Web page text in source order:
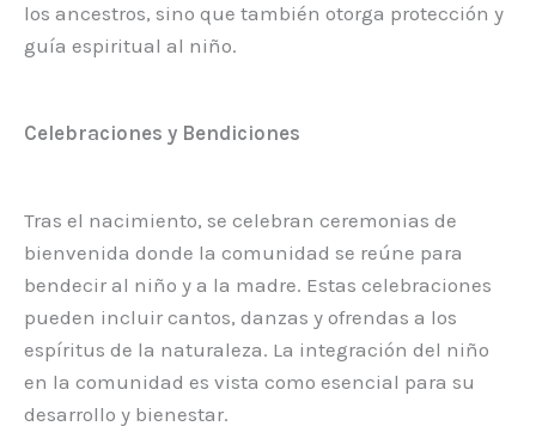
los ancestros, sino que también otorga protección y
guía espiritual al niño.
Celebraciones y Bendiciones
Tras el nacimiento, se celebran ceremonias de
bienvenida donde la comunidad se reúne para
bendecir al niño y a la madre. Estas celebraciones
pueden incluir cantos, danzas y ofrendas a los
espíritus de la naturaleza. La integración del niño
en la comunidad es vista como esencial para su
desarrollo y bienestar.